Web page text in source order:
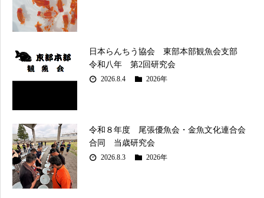
日本らんちう協会 東部本部観魚会支部
令和八年 第2回研究会
2026.8.4 2026年
令和８年度 尾張優魚会・金魚文化連合会
合同 当歳研究会
2026.8.3 2026年